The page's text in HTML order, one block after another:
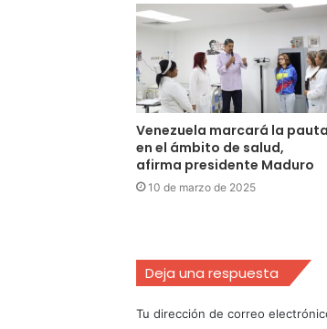
Venezuela marcará la pauta
en el ámbito de salud,
afirma presidente Maduro
10 de marzo de 2025
Deja una respuesta
Tu dirección de correo